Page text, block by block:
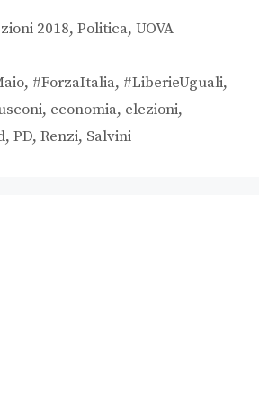
2018,Politica,UOVA
, #ForzaItalia, #LiberieUguali,
, economia, elezioni,
, PD, Renzi, Salvini